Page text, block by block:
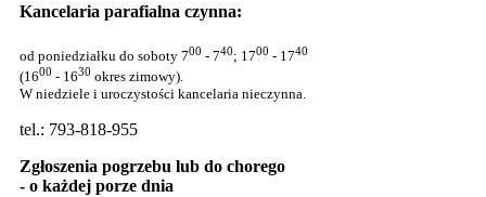
Kancelaria parafialna czynna:
od poniedziałku do soboty 700 - 740; 1700 - 1740
(1600 - 1630 okres zimowy).
W niedziele i uroczystości kancelaria nieczynna.
tel.: 793-818-955
Zgłoszenia pogrzebu lub do chorego
- o każdej porze dnia